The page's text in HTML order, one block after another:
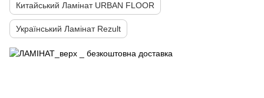
Китайський Ламінат URBAN FLOOR
Український Ламінат Rezult